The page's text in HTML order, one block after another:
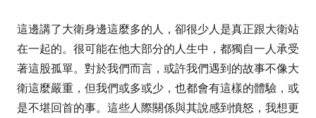
這邊講了大衛身邊這麼多的人，卻很少人是真正跟大衛站
在一起的。很可能在他大部分的人生中，都獨自一人承受
著這股孤單。對於我們而言，或許我們遇到的故事不像大
衛這麼嚴重，但我們或多或少，也都會有這樣的體驗，或
是不堪回首的事。這些人際關係與其說感到憤怒，我想更